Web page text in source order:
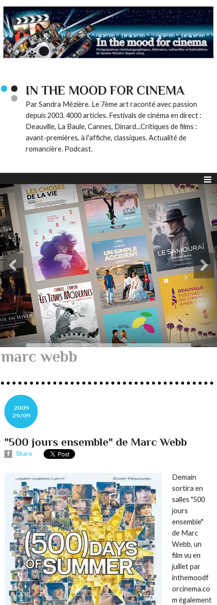
IN THE MOOD FOR CINEMA
Par Sandra Mézière. Le 7ème art raconté avec passion
depuis 2003. 4000 articles. Festivals de cinéma en direct :
Deauville, La Baule, Cannes, Dinard...Critiques de films :
avant-premières, à l'affiche, classiques. Actualité de
romancière. Podcast.
marc webb
2009
29/09
"500 jours ensemble" de Marc Webb
Share
Demain
sortira en
salles "500
jours
ensemble"
de Marc
Webb, un
film vu en
juillet par
inthemoodf
orcinema.co
m également